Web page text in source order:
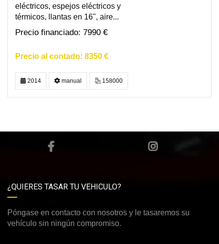
eléctricos, espejos eléctricos y
térmicos, llantas en 16", aire...
7990 €
8350 €
2014 manual 158000
¿QUIERES TASAR TU VEHICULO?
Póngase en contacto con nosotros y le tasaremos su
vehículo sin ningún compromiso.